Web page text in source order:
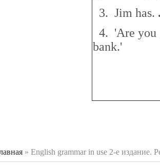
3. Jim has.
4. 'Are you
bank.'
» English grammar in use 2-е издание.